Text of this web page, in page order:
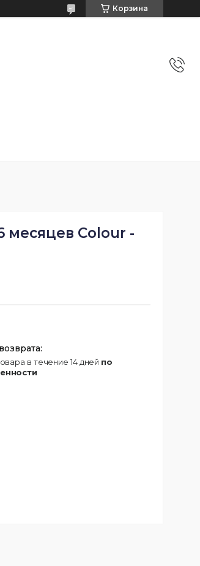
Корзина
месяцев Colour -
в течение 14 дней по